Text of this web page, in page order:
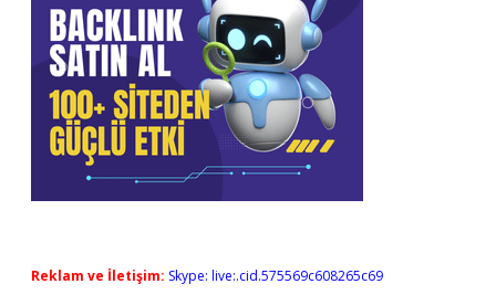
Reklam ve İletişim: Skype: live:.cid.575569c608265c69